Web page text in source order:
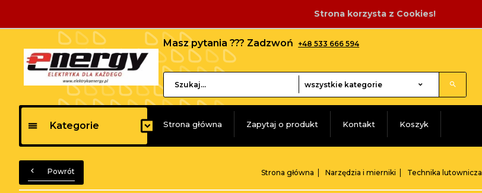
Strona korzysta z Cookies!
Masz pytania ??? Zadzwoń +48 533 666 594
categories_searcher
wszystkie kategorie
Kategorie Strona główna Zapytaj o produkt Kontakt Koszyk
Powrót Strona główna Narzędzia i mierniki Technika lutownicza